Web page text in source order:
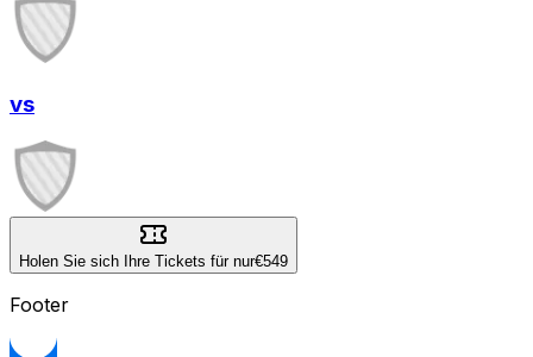
vs
Holen Sie sich Ihre Tickets für nur€549
Footer